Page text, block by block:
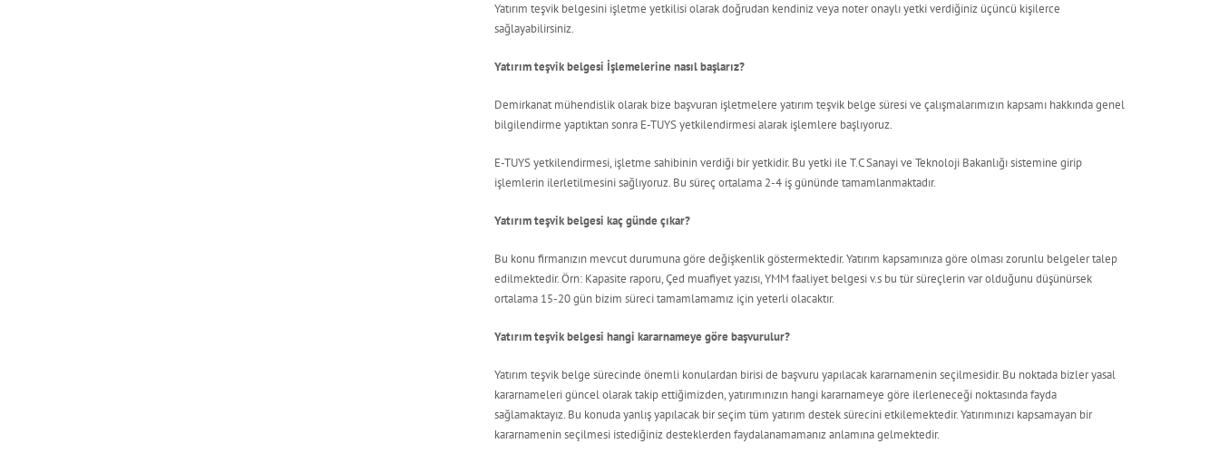
Yatırım teşvik belgesini işletme yetkilisi olarak doğrudan kendiniz veya noter onaylı yetki verdiğiniz üçüncü kişilerce
sağlayabilirsiniz.
Yatırım teşvik belgesi İşlemelerine nasıl başlarız?
Demirkanat mühendislik olarak bize başvuran işletmelere yatırım teşvik belge süresi ve çalışmalarımızın kapsamı hakkında genel
bilgilendirme yaptıktan sonra E-TUYS yetkilendirmesi alarak işlemlere başlıyoruz.
E-TUYS yetkilendirmesi, işletme sahibinin verdiği bir yetkidir. Bu yetki ile T.C Sanayi ve Teknoloji Bakanlığı sistemine girip
işlemlerin ilerletilmesini sağlıyoruz. Bu süreç ortalama 2-4 iş gününde tamamlanmaktadır.
Yatırım teşvik belgesi kaç günde çıkar?
Bu konu firmanızın mevcut durumuna göre değişkenlik göstermektedir. Yatırım kapsamınıza göre olması zorunlu belgeler talep
edilmektedir. Örn: Kapasite raporu, Çed muafiyet yazısı, YMM faaliyet belgesi v.s bu tür süreçlerin var olduğunu düşünürsek
ortalama 15-20 gün bizim süreci tamamlamamız için yeterli olacaktır.
Yatırım teşvik belgesi hangi kararnameye göre başvurulur?
Yatırım teşvik belge sürecinde önemli konulardan birisi de başvuru yapılacak kararnamenin seçilmesidir. Bu noktada bizler yasal
kararnameleri güncel olarak takip ettiğimizden, yatırımınızın hangi kararnameye göre ilerleneceği noktasında fayda
sağlamaktayız. Bu konuda yanlış yapılacak bir seçim tüm yatırım destek sürecini etkilemektedir. Yatırımınızı kapsamayan bir
kararnamenin seçilmesi istediğiniz desteklerden faydalanamamanız anlamına gelmektedir.